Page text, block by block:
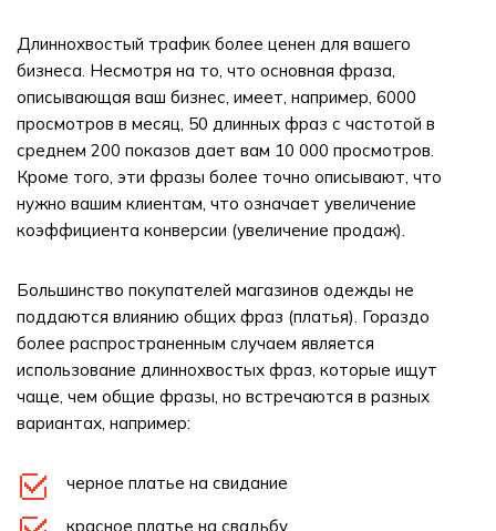
Длиннохвостый трафик более ценен для вашего
бизнеса. Несмотря на то, что основная фраза,
описывающая ваш бизнес, имеет, например, 6000
просмотров в месяц, 50 длинных фраз с частотой в
среднем 200 показов дает вам 10 000 просмотров.
Кроме того, эти фразы более точно описывают, что
нужно вашим клиентам, что означает увеличение
коэффициента конверсии (увеличение продаж).
Большинство покупателей магазинов одежды не
поддаются влиянию общих фраз (платья). Гораздо
более распространенным случаем является
использование длиннохвостых фраз, которые ищут
чаще, чем общие фразы, но встречаются в разных
вариантах, например:
черное платье на свидание
красное платье на свадьбу